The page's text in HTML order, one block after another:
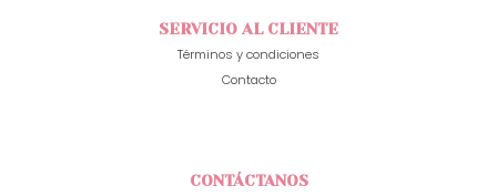
SERVICIO AL CLIENTE
Términos y condiciones
Contacto
CONTÁCTANOS